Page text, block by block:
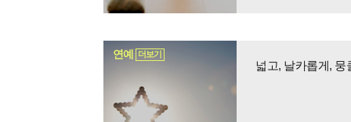
연예 더보기
넓고, 날카롭게,